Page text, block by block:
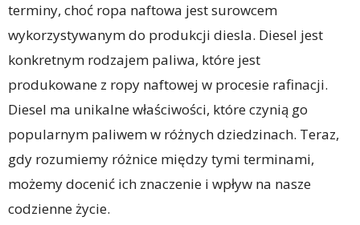
terminy, choć ropa naftowa jest surowcem
wykorzystywanym do produkcji diesla. Diesel jest
konkretnym rodzajem paliwa, które jest
produkowane z ropy naftowej w procesie rafinacji.
Diesel ma unikalne właściwości, które czynią go
popularnym paliwem w różnych dziedzinach. Teraz,
gdy rozumiemy różnice między tymi terminami,
możemy docenić ich znaczenie i wpływ na nasze
codzienne życie.